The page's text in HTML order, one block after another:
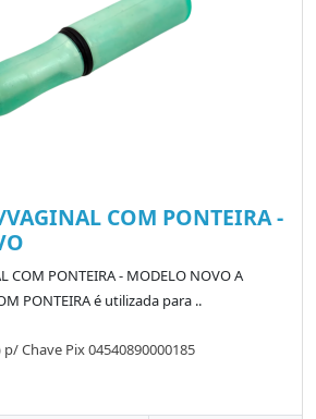
COM PONTEIRA -
COM PONTEIRA - MODELO NOVO A
PONTEIRA é utilizada para ..
p/Chave Pix 04540890000185